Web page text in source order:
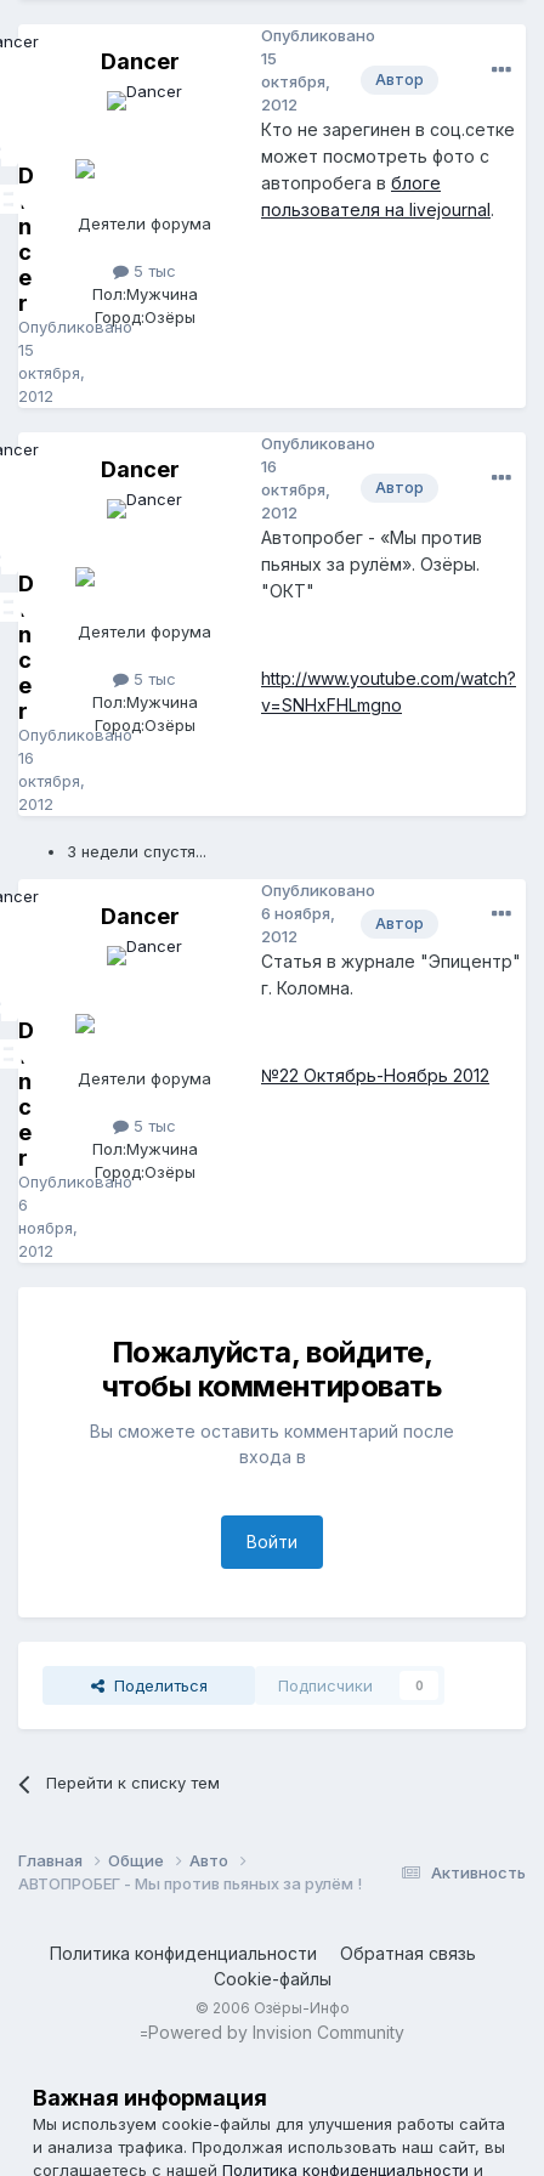
D
a
n
c
e
r
Опубликовано
15
октября,
2012
Dancer
Деятели форума
5 тыс
Пол:Мужчина
Город:Озёры
Автор
Опубликовано
15
октября,
2012
Кто не зарегинен в соц.сетке
может посмотреть фото с
автопробега в блоге
пользователя на livejournal.
D
a
n
c
e
r
Опубликовано
16
октября,
2012
Dancer
Деятели форума
5 тыс
Пол:Мужчина
Город:Озёры
Автор
Опубликовано
16
октября,
2012
Автопробег - «Мы против
пьяных за рулём». Озёры.
"ОКТ"
http://www.youtube.com/watch?
v=SNHxFHLmgno
3 недели спустя...
D
a
n
c
e
r
Опубликовано
6
ноября,
2012
Dancer
Деятели форума
5 тыс
Пол:Мужчина
Город:Озёры
Автор
Опубликовано
6 ноября,
2012
Статья в журнале "Эпицентр"
г. Коломна.
№22 Октябрь-Ноябрь 2012
Пожалуйста, войдите,
чтобы комментировать
Вы сможете оставить комментарий после
входа в
Войти
Поделиться Подписчики 0
Перейти к списку тем
Активность
Главная Общие
Авто
АВТОПРОБЕГ - Мы против пьяных за рулём !
Политика конфиденциальности
Обратная связь
Cookie-файлы
© 2006 Озёры-Инфо
=Powered by Invision Community
Важная информация
Мы используем cookie-файлы для улучшения работы сайта
и анализа трафика. Продолжая использовать наш сайт, вы
соглашаетесь с нашей Политика конфиденциальности и